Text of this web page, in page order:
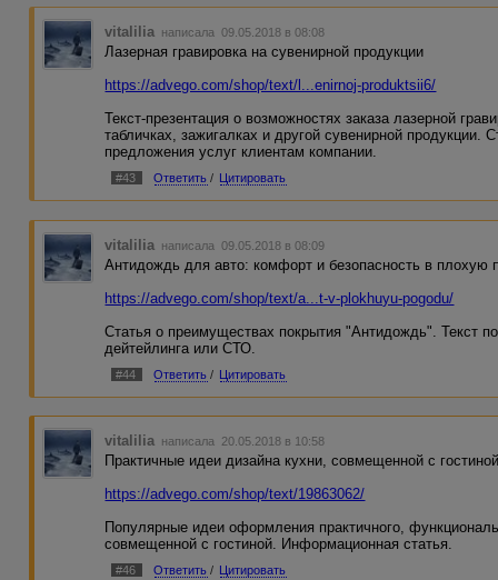
vitalilia написала 09.05.2018 в 08:08
Лазерная гравировка на сувенирной продукции
https://advego.com/shop/text/l...enirnoj-produktsii6/
Текст-презентация о возможностях заказа лазерной
табличках, зажигалках и другой сувенирной продукции.
предложения услуг клиентам компании.
#43 Ответить / Цитировать
vitalilia написала 09.05.2018 в 08:09
Антидождь для авто: комфорт и безопасность в плохую
https://advego.com/shop/text/a...t-v-plokhuyu-pogodu/
Статья о преимуществах покрытия "Антидождь". Текст
дейтейлинга или СТО.
#44 Ответить / Цитировать
vitalilia написала 20.05.2018 в 10:58
Практичные идеи дизайна кухни, совмещенной с
https://advego.com/shop/text/19863062/
Популярные идеи оформления практичного,
совмещенной с гостиной. Информационная статья.
#46 Ответить / Цитировать